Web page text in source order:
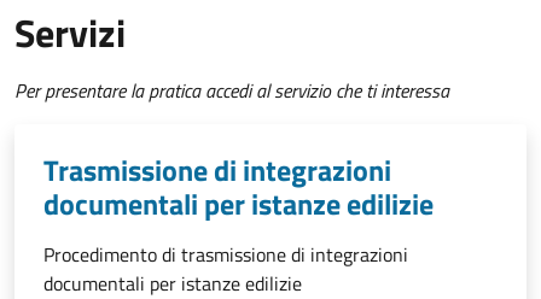
Servizi
Per presentare la pratica accedi al servizio che ti interessa
Trasmissione di integrazioni
documentali per istanze edilizie
Procedimento di trasmissione di integrazioni
documentali per istanze edilizie